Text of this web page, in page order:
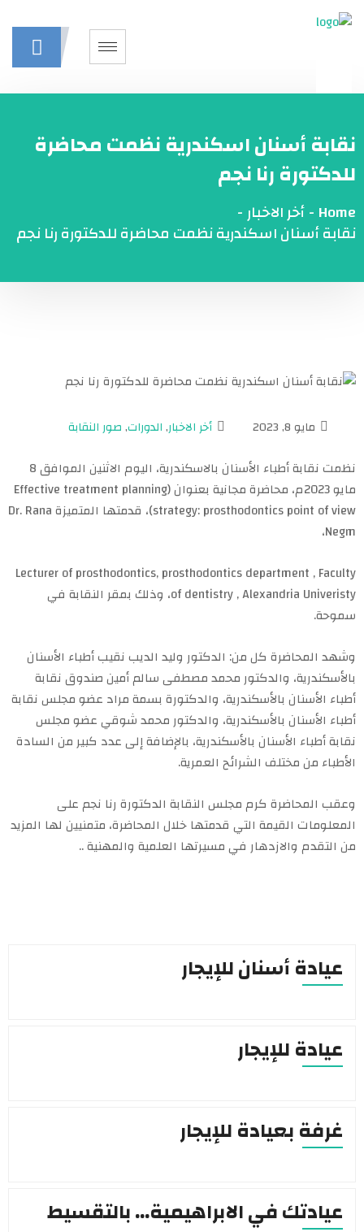
نقابة أسنان اسكندرية نظمت محاضرة
للدكتورة رنا نجم
Home
-أخر الاخبار-
نقابة أسنان اسكندرية نظمت محاضرة للدكتورة رنا نجم
مايو 8, 2023 أخر الاخبار,الدورات,صور النقابة
نظمت نقابة أطباء الأسنان بالاسكندرية، اليوم الاثنين الموافق 8
مايو 2023م، محاضرة مجانية بعنوان (Effective treatment planning
strategy: prosthodontics point of view)، قدمتها المتميزة Dr. Rana
Negm،
Lecturer of prosthodontics, prosthodontics department , Faculty
of dentistry , Alexandria Univeristy، وذلك بمقر النقابة في
سموحة.
وشهد المحاضرة كل من: الدكتور وليد الديب نقيب أطباء الأسنان
بالأسكندرية، والدكتور محمد مصطفى سالم أمين صندوق نقابة
أطباء الأسنان بالأسكندرية، والدكتورة بسمة مراد عضو مجلس نقابة
أطباء الأسنان بالأسكندرية، والدكتور محمد شوقي عضو مجلس
نقابة أطباء الأسنان بالأسكندرية، بالإضافة إلى عدد كبير من السادة
الأطباء من مختلف الشرائح العمرية.
وعقب المحاضرة كرم مجلس النقابة الدكتورة رنا نجم على
المعلومات القيمة التي قدمتها خلال المحاضرة، متمنيين لها المزيد
من التقدم والازدهار في مسيرتها العلمية والمهنية ..
عيادة أسنان للإيجار
عيادة للإيجار
غرفة بعيادة للإيجار
عيادتك في الابراهيمية… بالتقسيط